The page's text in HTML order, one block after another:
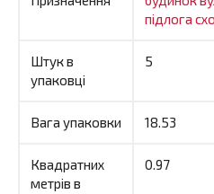
підлога
Штук в
упаковці
5
Вага упаковки 18.53
Квадратних
метрів в
0.97